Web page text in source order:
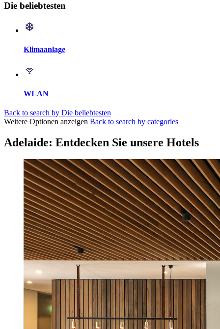
Die beliebtesten
Klimaanlage
WLAN
Back to search by Die beliebtesten
Weitere Optionen anzeigen Back to search by categories
Adelaide: Entdecken Sie unsere Hotels